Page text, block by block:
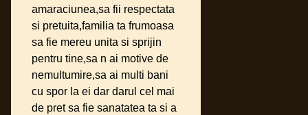
amaraciunea,sa fii respectata
si pretuita,familia ta frumoasa
sa fie mereu unita si sprijin
pentru tine,sa n ai motive de
nemultumire,sa ai multi bani
cu spor la ei dar darul cel mai
de pret sa fie sanatatea ta si a